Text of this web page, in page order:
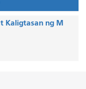
Kaligtasan ng M